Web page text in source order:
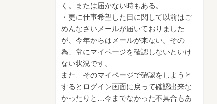
く。または届かない時もある。
・更に仕事希望した日に関して以前はご
めんなさいメールが届いておりました
が、今年からはメールが来ない。その
為、常にマイページを確認しないといけ
ない状況です。
また、そのマイページで確認をしようと
するとログイン画面に戻って確認出来な
かったりと…今までなかった不具合もあ